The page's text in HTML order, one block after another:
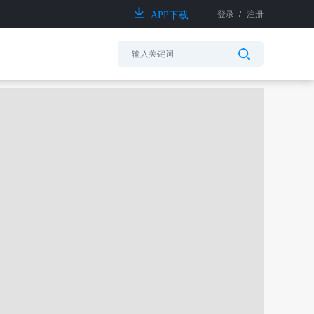
APP下载 登录 / 注册